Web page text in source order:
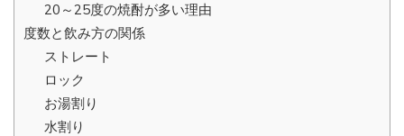
20～25度の焼酎が多い理由
度数と飲み方の関係
ストレート
ロック
お湯割り
水割り